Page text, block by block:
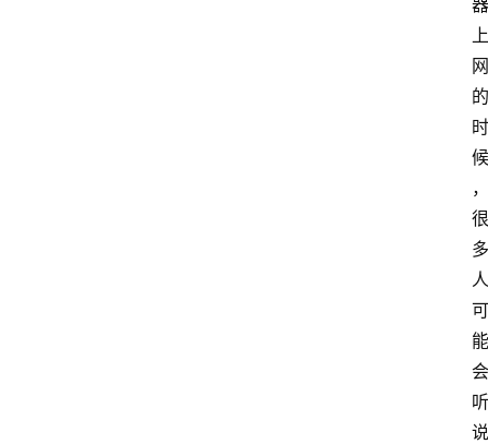
器
上
网
的
时
候
，
很
多
人
可
能
会
听
说